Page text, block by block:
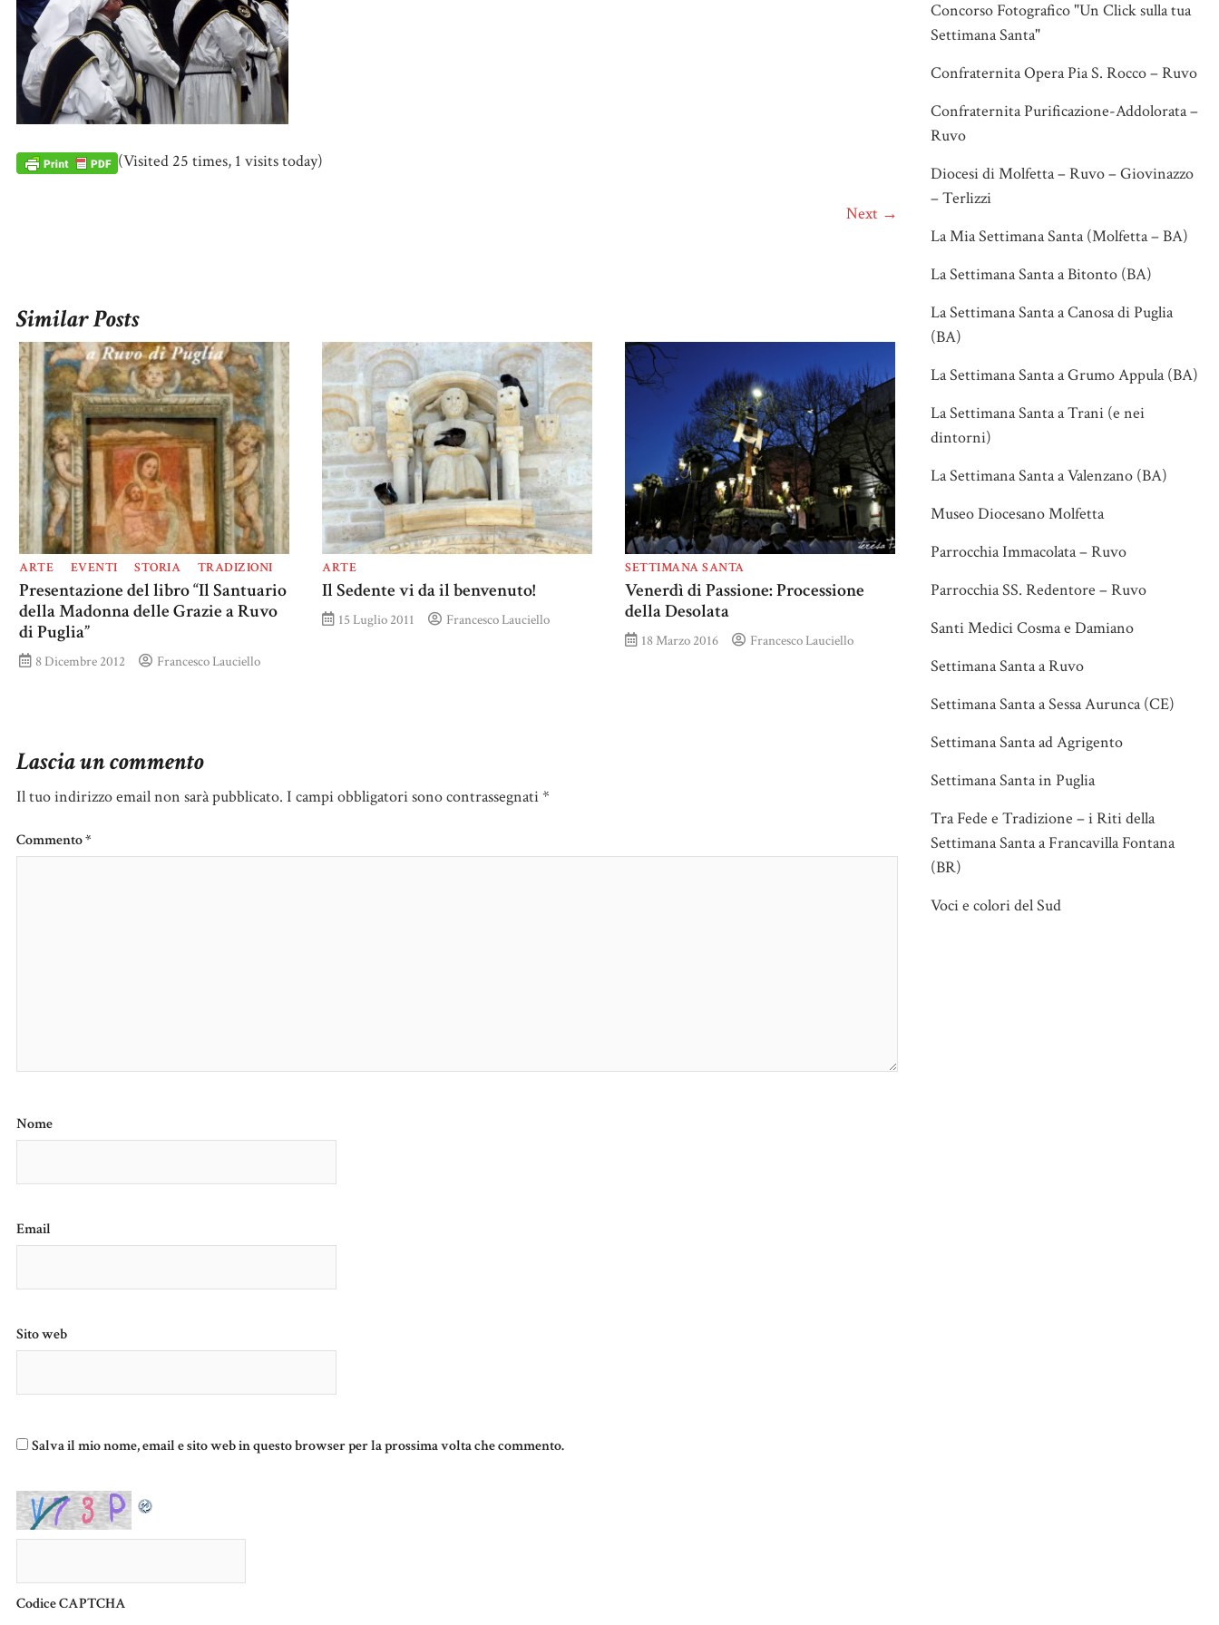
(Visited 25 times, 1 visits today)
Next →
Similar Posts
ARTE EVENTI STORIA TRADIZIONI
Presentazione del libro “Il Santuario
della Madonna delle Grazie a Ruvo
di Puglia”
8 Dicembre 2012 Francesco Lauciello
ARTE
Il Sedente vi da il benvenuto!
15 Luglio 2011 Francesco Lauciello
SETTIMANA SANTA
Venerdì di Passione: Processione
della Desolata
18 Marzo 2016 Francesco Lauciello
Lascia un commento
Il tuo indirizzo email non sarà pubblicato. I campi obbligatori sono contrassegnati*
Commento*
Nome
Email
Sito web
Salva il mio nome, email e sito web in questo browser per la prossima volta che commento.
Codice CAPTCHA
Concorso Fotografico "Un Click sulla tua
Settimana Santa"
Confraternita Opera Pia S. Rocco – Ruvo
Confraternita Purificazione-Addolorata –
Ruvo
Diocesi di Molfetta – Ruvo – Giovinazzo
– Terlizzi
La Mia Settimana Santa (Molfetta – BA)
La Settimana Santa a Bitonto (BA)
La Settimana Santa a Canosa di Puglia
(BA)
La Settimana Santa a Grumo Appula (BA)
La Settimana Santa a Trani (e nei
dintorni)
La Settimana Santa a Valenzano (BA)
Museo Diocesano Molfetta
Parrocchia Immacolata – Ruvo
Parrocchia SS. Redentore – Ruvo
Santi Medici Cosma e Damiano
Settimana Santa a Ruvo
Settimana Santa a Sessa Aurunca (CE)
Settimana Santa ad Agrigento
Settimana Santa in Puglia
Tra Fede e Tradizione – i Riti della
Settimana Santa a Francavilla Fontana
(BR)
Voci e colori del Sud